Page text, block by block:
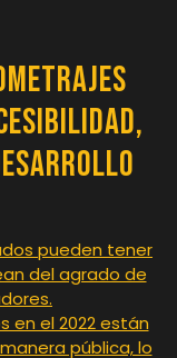
pueden tener
del agrado de
en el 2022 están
pública, lo